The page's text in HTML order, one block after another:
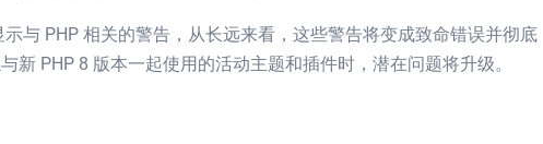
与 PHP 相关的警告，从长远来看，这些警告将变成致命错误并彻底
新 PHP 8 版本一起使用的活动主题和插件时，潜在问题将升级。